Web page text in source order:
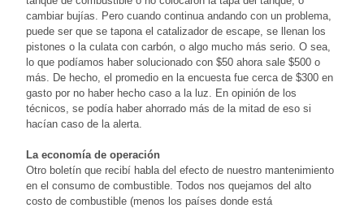
cambiar bujías. Pero cuando continua andando con un problema,
puede ser que se tapona el catalizador de escape, se llenan los
pistones o la culata con carbón, o algo mucho más serio. O sea,
lo que podíamos haber solucionado con $50 ahora sale $500 o
más. De hecho, el promedio en la encuesta fue cerca de $300 en
gasto por no haber hecho caso a la luz. En opinión de los
técnicos, se podía haber ahorrado más de la mitad de eso si
hacían caso de la alerta.
La economía de operación
Otro boletín que recibí habla del efecto de nuestro mantenimiento
en el consumo de combustible. Todos nos quejamos del alto
costo de combustible (menos los países donde está